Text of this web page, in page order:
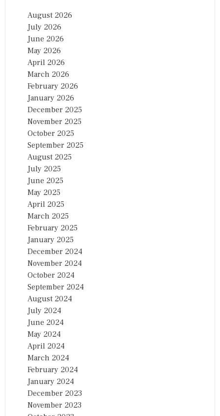
August 2026
July 2026
June 2026
May 2026
April 2026
March 2026
February 2026
January 2026
December 2025
November 2025
October 2025
September 2025
August 2025
July 2025
June 2025
May 2025
April 2025
March 2025
February 2025
January 2025
December 2024
November 2024
October 2024
September 2024
August 2024
July 2024
June 2024
May 2024
April 2024
March 2024
February 2024
January 2024
December 2023
November 2023